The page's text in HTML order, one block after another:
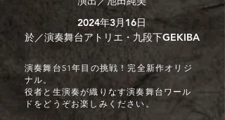
2024年3月16日
於／演奏舞台アトリエ・九段下GEKIBA
演奏舞台51年目の挑戦！完全新作オリジ
ナル。
役者と生演奏が織りなす演奏舞台ワール
ドをどうぞお楽しみください。